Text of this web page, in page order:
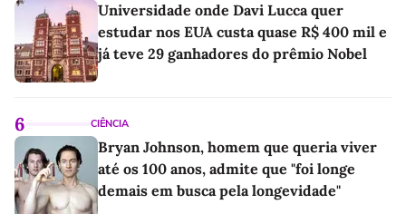
Universidade onde Davi Lucca quer
estudar nos EUA custa quase R$ 400 mil e
já teve 29 ganhadores do prêmio Nobel
6 CIÊNCIA
Bryan Johnson, homem que queria viver
até os 100 anos, admite que "foi longe
demais em busca pela longevidade"